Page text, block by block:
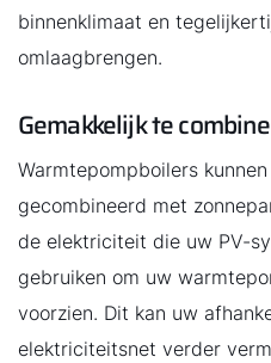
binnenklimaat en
omlaagbrengen.
Gemakkelijk te
Warmtepompboilers
gecombineerd met
de elektriciteit die uw PV-
gebruiken om uw
voorzien. Dit kan uw
elektriciteitsnet verder